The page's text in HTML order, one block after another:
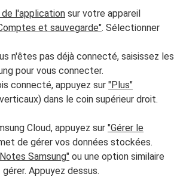
l'application sur votre appareil
et sauvegarde". Sélectionner
n'êtes pas déjà connecté, saisissez les
pour vous connecter.
connecté, appuyez sur "Plus"
dans le coin supérieur droit.
Cloud, appuyez sur "Gérer le
de gérer vos données stockées.
Samsung" ou une option similaire
Appuyez dessus.